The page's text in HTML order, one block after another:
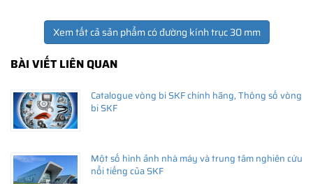
Xem tất cả sản phẩm có đường kính trục 30 mm
BÀI VIẾT LIÊN QUAN
Catalogue vòng bi SKF chính hãng, Thông số vòng
bi SKF
Một số hình ảnh nhà máy và trung tâm nghiên cứu
nổi tiếng của SKF